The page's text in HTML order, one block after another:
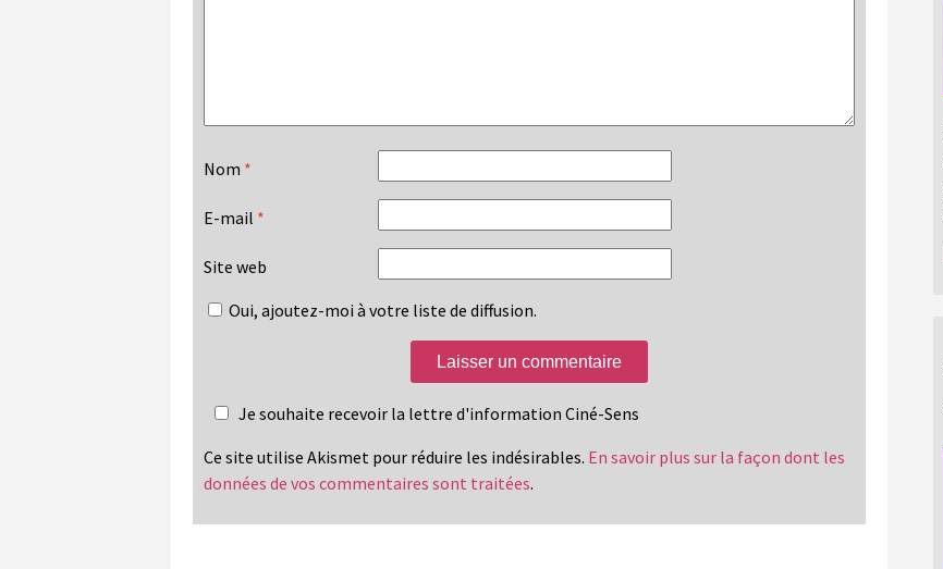
Nom *
E-mail *
Site web
Oui, ajoutez-moi à votre liste de diffusion.
Je souhaite recevoir la lettre d'information Ciné-Sens
Ce site utilise Akismet pour réduire les indésirables. En savoir plus sur la façon dont les
données de vos commentaires sont traitées.